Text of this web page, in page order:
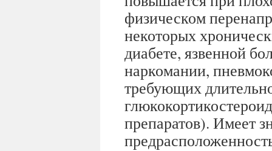
физическом
некоторых
диабете, язвенной
наркомании,
требующих
препаратов). Имеет